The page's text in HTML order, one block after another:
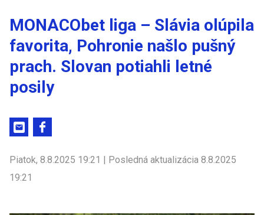
MONACObet liga – Slávia olúpila
favorita, Pohronie našlo pušný
prach. Slovan potiahli letné
posily
Piatok, 8.8.2025 19:21 | Posledná aktualizácia 8.8.2025
19:21